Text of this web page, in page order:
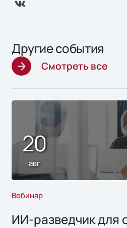
Другие события
Смотреть все
20
авг
Вебинар
ИИ-разведчик для